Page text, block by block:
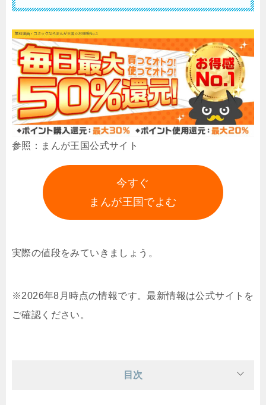
参照：まんが王国公式サイト
今すぐ
まんが王国でよむ
実際の値段をみていきましょう。
※2026年8月時点の情報です。最新情報は公式サイトを
ご確認ください。
目次